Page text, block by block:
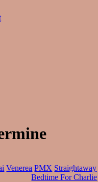
Venerea PMX Straightaway
Bedtime For Charlie